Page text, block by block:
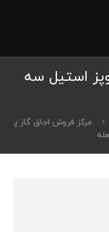
استیل سه
مرکز فروش اجاق گاز پ